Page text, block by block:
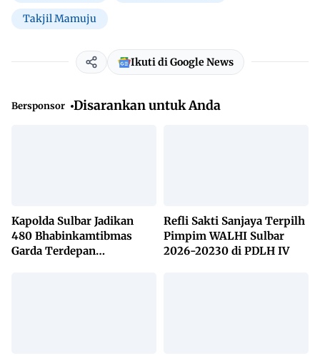
Takjil Mamuju
Ikuti di Google News
Bersponsor Disarankan untuk Anda
Kapolda Sulbar Jadikan
480 Bhabinkamtibmas
Garda Terdepan
Refli Sakti Sanjaya Terpilh
Pimpim WALHI Sulbar
2026-20230 di PDLH IV